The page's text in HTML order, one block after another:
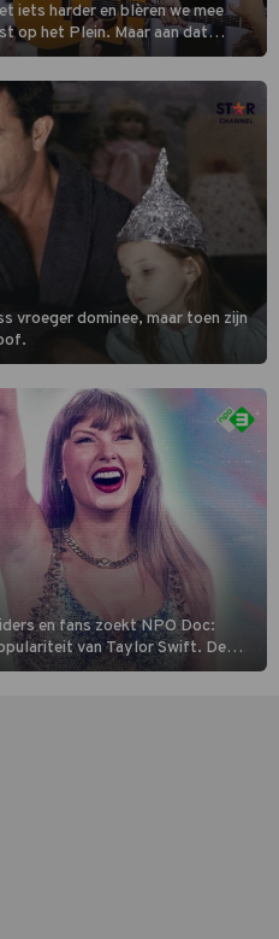
iets harder en blèren we mee
op het Plein. Maar aan dat
een einde.
vroeger dominee, maar toen zijn
en fans zoekt NPO Doc:
van Taylor Swift. De
sterren van onze tijd